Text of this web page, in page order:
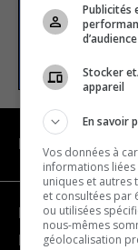
NAVIGATION
Devenir partenaire
Nous joindre
Publicités
Stocker
appareil
En savoir
Vos données à
informations
uniques et autres
et consultées par
ou utilisées
nous-mêmes
géolocalisation